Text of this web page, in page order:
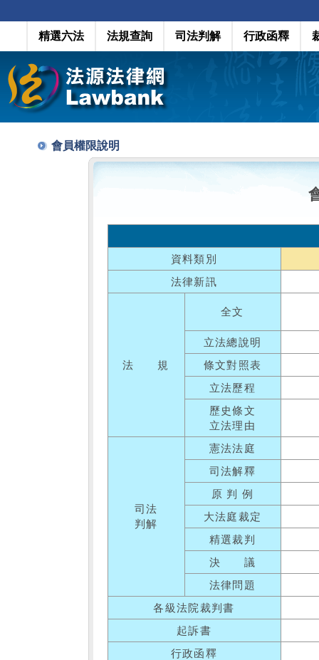
精選六法 法規查詢 司法判解 行政函釋
會員權限說明
資料類別
法律新訊
法 規
全文
立法總說明
條文對照表
立法歷程
歷史條文
立法理由
司法
判解
憲法法庭
司法解釋
原 判 例
大法庭裁定
精選裁判
決 議
法律問題
各級法院裁判書
起訴書
行政函釋